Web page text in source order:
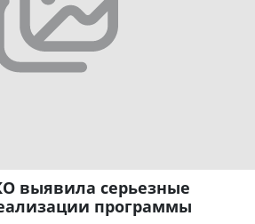
выявила серьезные
программы